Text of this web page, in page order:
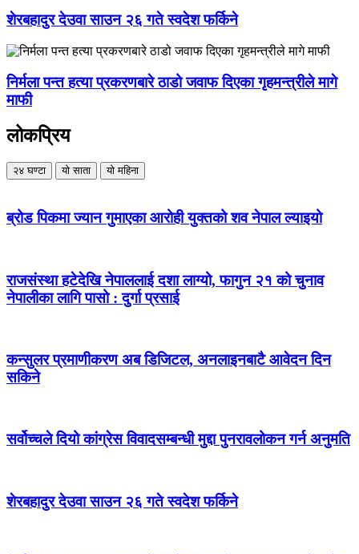
शेरबहादुर देउवा साउन २६ गते स्वदेश फर्किने
निर्मला पन्त हत्या प्रकरणबारे ठाडो जवाफ दिएका गृहमन्त्रीले मागे
माफी
लोकप्रिय
२४ घण्टा यो साता यो महिना
ब्रोड पिकमा ज्यान गुमाएका आरोही युक्तको शव नेपाल ल्याइयो
राजसंस्था हटेदेखि नेपाललाई दशा लाग्यो, फागुन २१ को चुनाव
नेपालीका लागि पासो : दुर्गा प्रसाई
कन्सुलर प्रमाणीकरण अब डिजिटल, अनलाइनबाटै आवेदन दिन
सकिने
सर्वोच्चले दियो कांग्रेस विवादसम्बन्धी मुद्दा पुनरावलोकन गर्न अनुमति
शेरबहादुर देउवा साउन २६ गते स्वदेश फर्किने